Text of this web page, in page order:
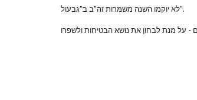
לא יוקמו השנה משמרות זה"ב ב"גבעול".